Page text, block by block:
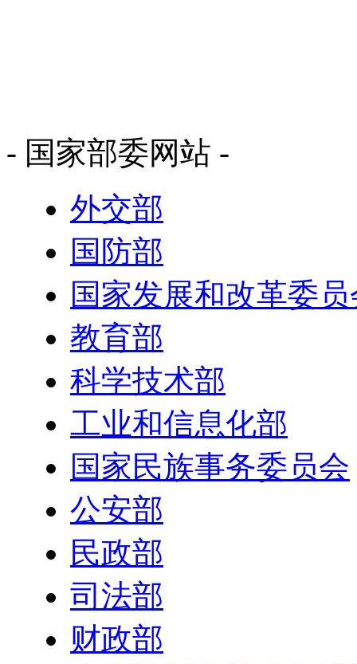
- 国家部委网站 -
外交部
国防部
国家发展和改革委
教育部
科学技术部
工业和信息化部
国家民族事务委员会
公安部
民政部
司法部
财政部